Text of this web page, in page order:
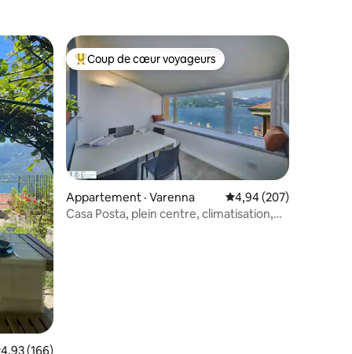
moyenne de 4,93 sur 5, 166 commentaires
4,93 (166)
Coup de cœur voyageurs parmi les plus aimés
Coup de cœur voyageurs
Appartement · Varenna Note moyenne de
4,94 (207)
Casa Posta, plein centre, climatisation,